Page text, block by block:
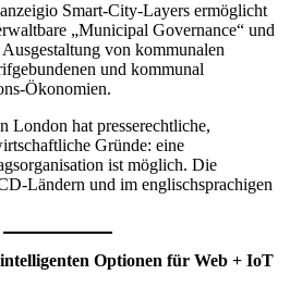
Smart-City-Layers ermöglicht
„Municipal Governance“ und
von kommunalen
und kommunal
Ökonomien.
London hat presserechtliche,
Gründe: eine
ist möglich. Die
Ländern und im englischsprachigen
Optionen für Web + IoT